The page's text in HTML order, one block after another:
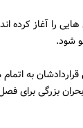
را آغاز کرده
شود.
فصل قراردادشان
بزرگی برای